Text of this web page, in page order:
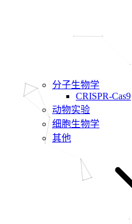
分子生物学
CRISPR-Cas9
动物实验
细胞生物学
其他